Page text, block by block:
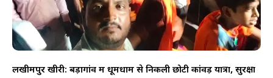
लखीमपुर खीरी: बड़ागांव में धूमधाम से निकली छोटी कांवड़ यात्रा, सुरक्षा